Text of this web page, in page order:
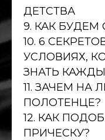
ДЕТСТВА
9. КАК БУДЕМ
10. 6
УСЛОВИЯХ,
ЗНАТЬ
11. ЗАЧЕМ НА
ПОЛОТЕНЦЕ?
12. КАК
ПРИЧЕСКУ?